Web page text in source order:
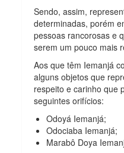
Sendo, assim,
determinadas, porém
pessoas rancorosas e
serem um pouco mais
Aos que têm Iemanjá
alguns objetos que
respeito e carinho que
seguintes orifícios:
Odoyá Iemanjá;
Odociaba Iemanjá;
Marabô Doya